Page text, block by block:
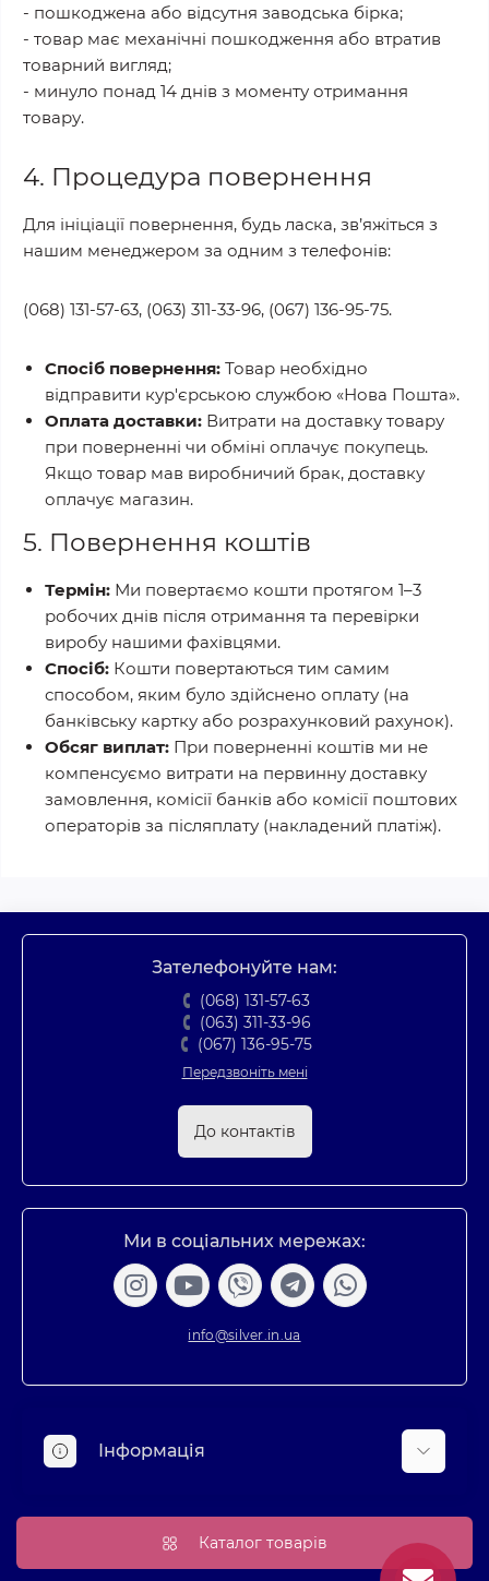
- пошкоджена або відсутня заводська бірка;
- товар має механічні пошкодження або втратив
товарний вигляд;
- минуло понад 14 днів з моменту отримання
товару.
4. Процедура повернення
Для ініціації повернення, будь ласка, зв’яжіться з
нашим менеджером за одним з телефонів:
(068) 131-57-63, (063) 311-33-96, (067) 136-95-75.
Спосіб повернення: Товар необхідно
відправити кур'єрською службою «Нова Пошта».
Оплата доставки: Витрати на доставку товару
при поверненні чи обміні оплачує покупець.
Якщо товар мав виробничий брак, доставку
оплачує магазин.
5. Повернення коштів
Термін: Ми повертаємо кошти протягом 1–3
робочих днів після отримання та перевірки
виробу нашими фахівцями.
Спосіб: Кошти повертаються тим самим
способом, яким було здійснено оплату (на
банківську картку або розрахунковий рахунок).
Обсяг виплат: При поверненні коштів ми не
компенсуємо витрати на первинну доставку
замовлення, комісії банків або комісії поштових
операторів за післяплату (накладений платіж).
Зателефонуйте нам:
(068) 131-57-63
(063) 311-33-96
(067) 136-95-75
Передзвоніть мені
До контактів
Ми в соціальних мережах:
info@silver.in.ua
Інформація
Оплата та доставка
Повернення та обмін
Каталог товарів